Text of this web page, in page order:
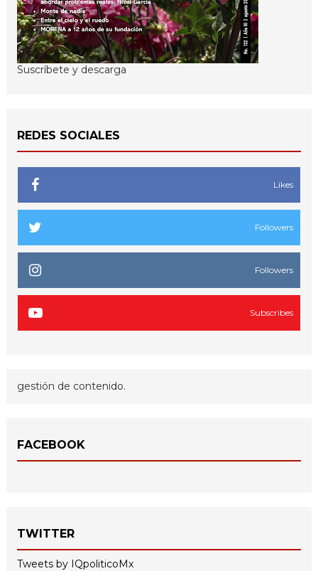
Suscríbete y descarga
REDES SOCIALES
Likes
Followers
Followers
Subscribes
gestión de contenido.
FACEBOOK
TWITTER
Tweets by IQpoliticoMx